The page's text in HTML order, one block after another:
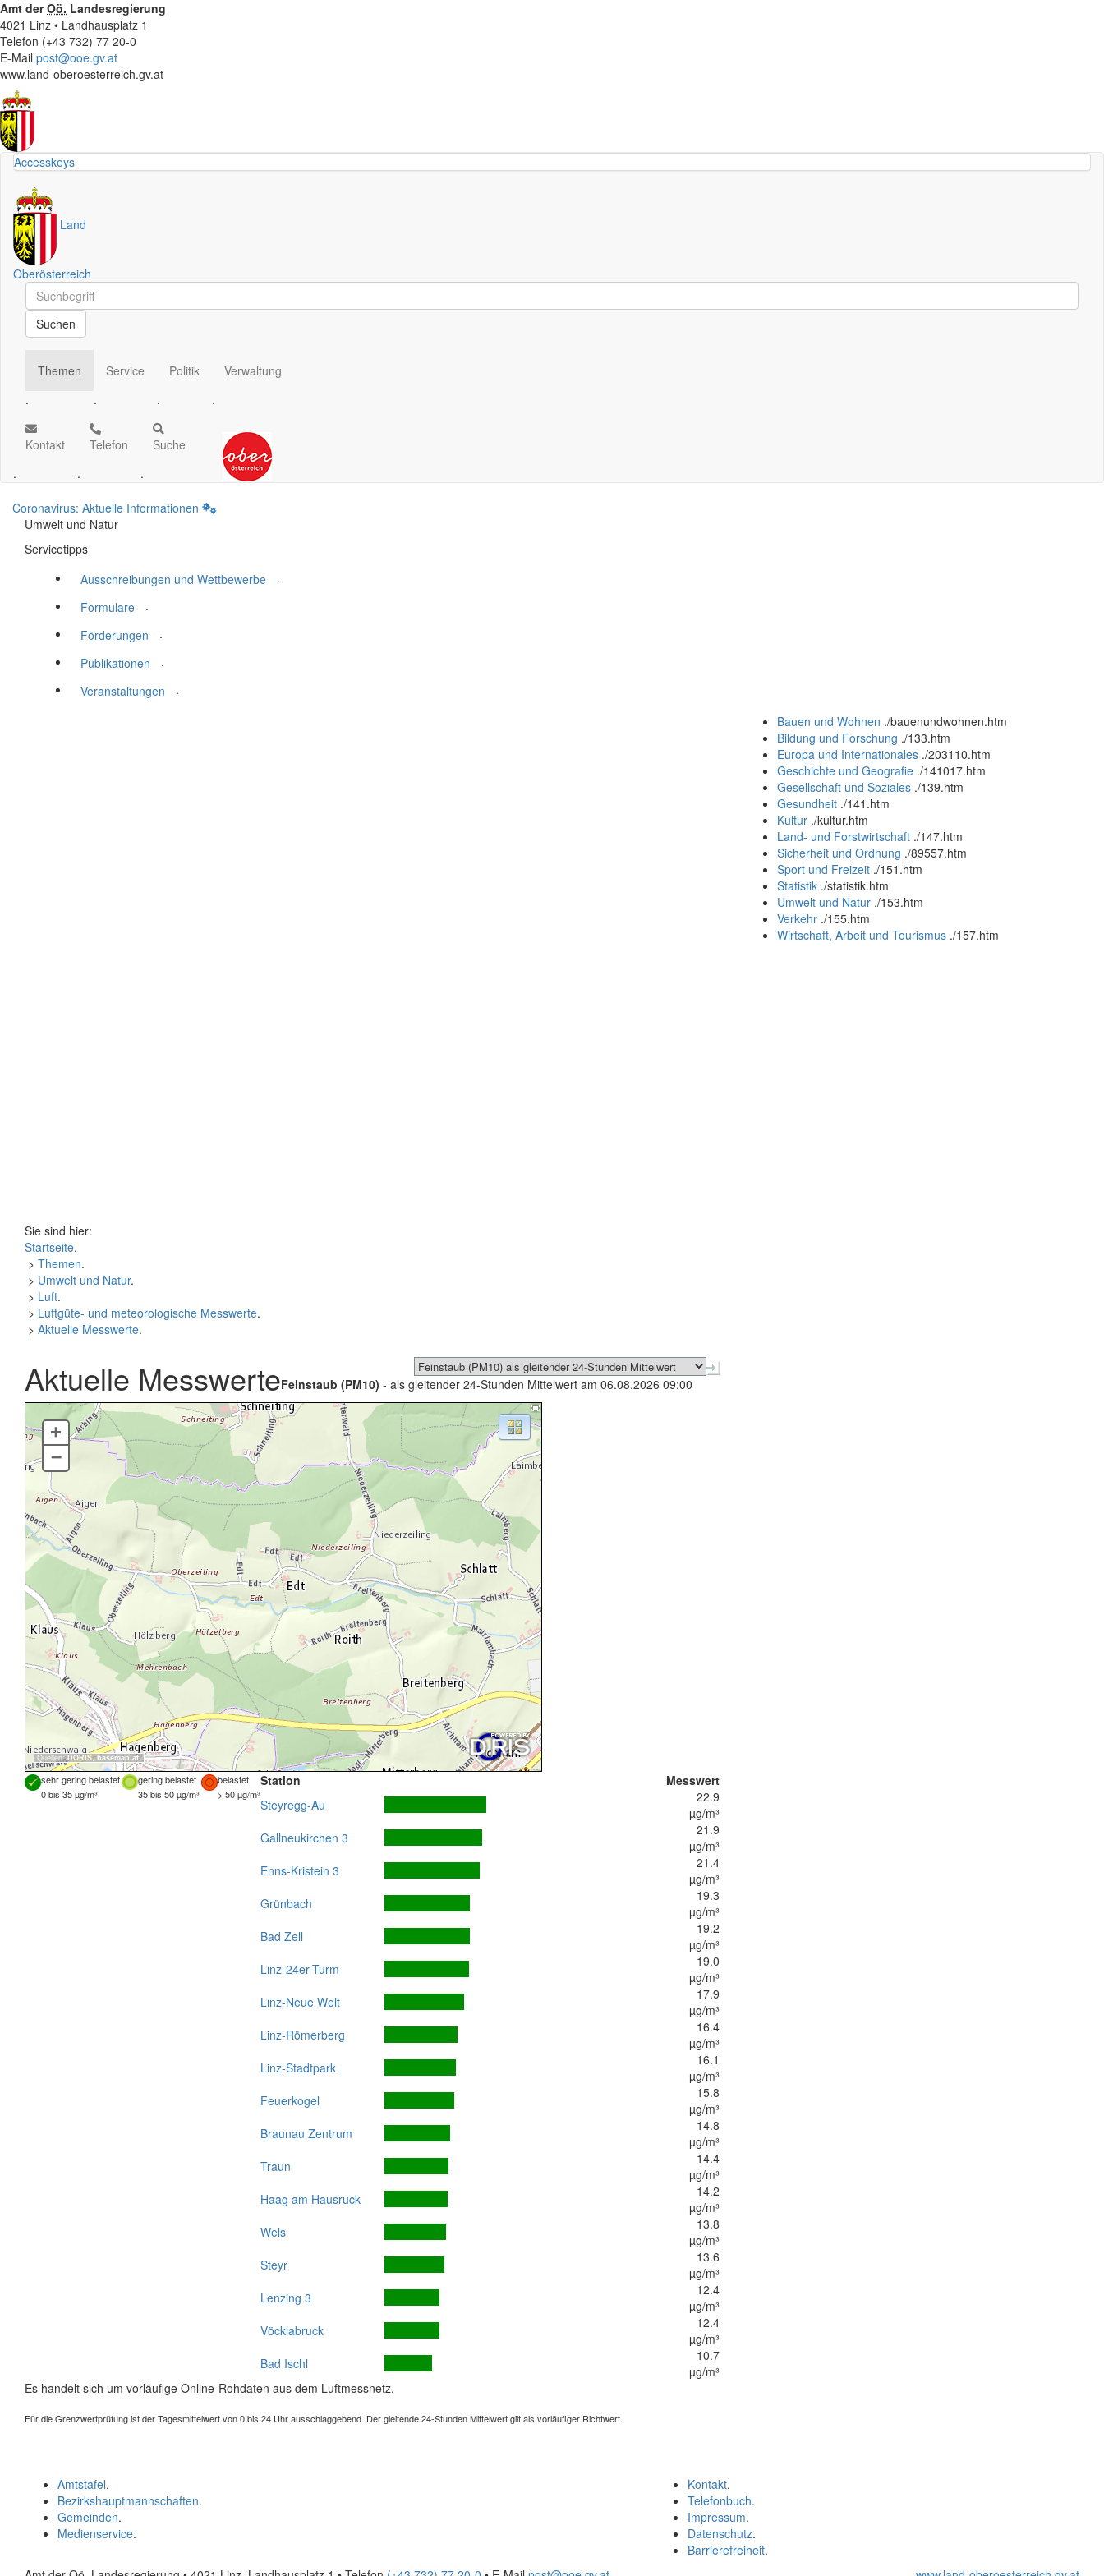
Amt derOö. Landesregierung
4021 Linz • Landhausplatz 1
Telefon (+43 732) 77 20-0
E-Mail post@ooe.gv.at
www.land-oberoesterreich.gv.at
Accesskeys
Land
Oberösterreich
Schnellsuche
Schnellsuche
Suchen
Themen
.
Service
.
Politik
.
Verwaltung
.
Kontakt
.
Telefon
.
Suche
.
Coronavirus: Aktuelle Informationen
Umwelt und Natur
Servicetipps
Ausschreibungen und Wettbewerbe
.
Formulare
.
Förderungen
.
Publikationen
.
Veranstaltungen
.
Bauen und Wohnen ./bauenundwohnen.htm
Bildung und Forschung ./133.htm
Europa und Internationales ./203110.htm
Geschichte und Geografie ./141017.htm
Gesellschaft und Soziales ./139.htm
Gesundheit ./141.htm
Kultur ./kultur.htm
Land- und Forstwirtschaft ./147.htm
Sicherheit und Ordnung ./89557.htm
Sport und Freizeit ./151.htm
Statistik ./statistik.htm
Umwelt und Natur ./153.htm
Verkehr ./155.htm
Wirtschaft, Arbeit und Tourismus ./157.htm
Sie sind hier:
Startseite.
> Themen.
> Umwelt und Natur.
> Luft.
> Luftgüte- und meteorologische Messwerte.
> Aktuelle Messwerte.
Aktuelle MesswerteFeinstaub (PM10) - als gleitender 24-Stunden Mittelwert am 06.08.2026 09:00
Quellen: DORIS,basemap.at
+
–
sehr gering belastet gering belastet
belastet
0 bis 35 µg/m³
35 bis 50 µg/m³ > 50 µg/m³
Station
Messwert
Steyregg-Au
22.9
µg/m³
Gallneukirchen 3
21.9
µg/m³
Enns-Kristein 3
21.4
µg/m³
Grünbach
19.3
µg/m³
Bad Zell
19.2
µg/m³
Linz-24er-Turm
19.0
µg/m³
Linz-Neue Welt
17.9
µg/m³
Linz-Römerberg
16.4
µg/m³
Linz-Stadtpark
16.1
µg/m³
Feuerkogel
15.8
µg/m³
Braunau Zentrum
14.8
µg/m³
Traun
14.4
µg/m³
Haag am Hausruck
14.2
µg/m³
Wels
13.8
µg/m³
Steyr
13.6
µg/m³
Lenzing 3
12.4
µg/m³
Vöcklabruck
12.4
µg/m³
Bad Ischl
10.7
µg/m³
Es handelt sich um vorläufige Online-Rohdaten aus dem Luftmessnetz.
Für die Grenzwertprüfung ist der Tagesmittelwert von 0 bis 24 Uhr ausschlaggebend. Der gleitende 24-Stunden Mittelwert gilt als vorläufiger Richtwert.
Kontakt.
Telefonbuch.
Impressum.
Datenschutz.
Barrierefreiheit.
Amtstafel.
Bezirkshauptmannschaften.
Gemeinden.
Medienservice.